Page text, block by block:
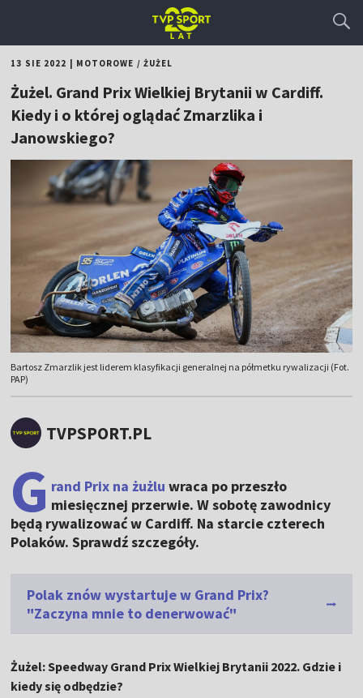
13 SIE 2022 MOTOROWE / ŻUŻEL
Żużel. Grand Prix Wielkiej Brytanii w Cardiff.
Kiedy i o której oglądać Zmarzlika i
Janowskiego?
Bartosz Zmarzlik jest liderem klasyfikacji generalnej na półmetku rywalizacji (Fot.
PAP)
TVPSPORT.PL
G rand Prix na żużlu wraca po przeszło
miesięcznej przerwie. W sobotę zawodnicy
będą rywalizować w Cardiff. Na starcie czterech
Polaków. Sprawdź szczegóły.
Polak znów wystartuje w Grand Prix?
"Zaczyna mnie to denerwować"
Żużel: Speedway Grand Prix Wielkiej Brytanii 2022. Gdzie i
kiedy się odbędzie?